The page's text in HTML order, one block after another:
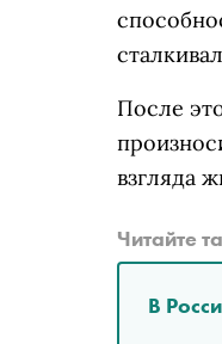
После
взгляда
Читайте
В